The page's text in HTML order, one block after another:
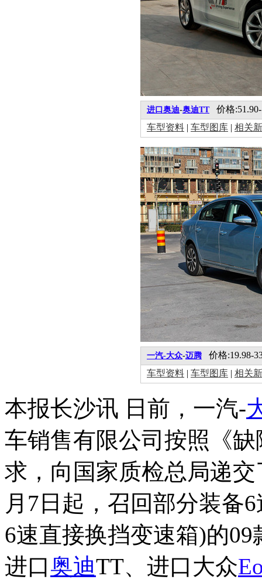
进口奥迪-奥迪TT价格:51.90-
车型资料 | 车型图库 | 相关
一汽-大众-迈腾 价格:19.98-
车型资料 | 车型图库 | 相关
本报长沙讯 日前，一汽-
车销售有限公司按照《
求，向国家质检总局递
月7日起，召回部分装备
6速直接换挡变速箱)的09
进口奥迪TT、进口大众